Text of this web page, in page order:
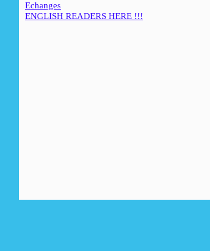
Echanges
ENGLISH READERS HERE !!!